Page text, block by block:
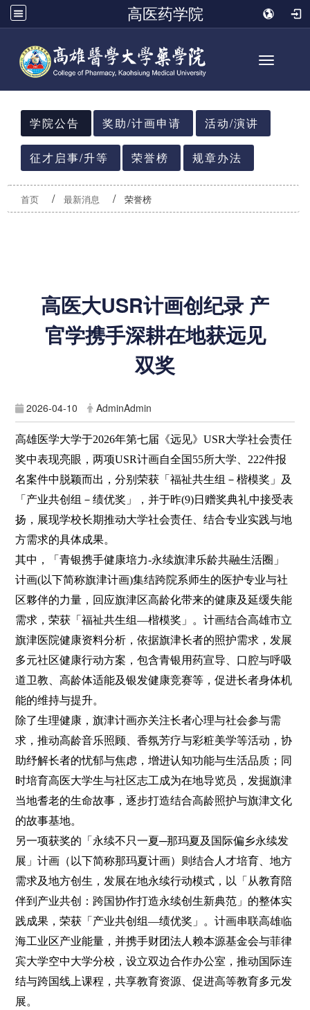
高医药学院
Toggle
:::
学院公告
奖助/计画申请 活动/演讲
征才启事/升等 荣誉榜 规章办法
首页 最新消息 荣誉榜
高医大USR计画创纪录 产
官学携手深耕在地获远见
双奖
2026-04-10 AdminAdmin
高雄医学大学于2026年第七届《远见》USR大学社会责任
奖中表现亮眼，两项USR计画自全国55所大学、222件报
名案件中脱颖而出，分别荣获「福祉共生组－楷模奖」及
「产业共创组－绩优奖」，并于昨(9)日赠奖典礼中接受表
扬，展现学校长期推动大学社会责任、结合专业实践与地
方需求的具体成果。
其中，「青银携手健康培力-永续旗津乐龄共融生活圈」
计画(以下简称旗津计画)集结跨院系师生的医护专业与社
区夥伴的力量，回应旗津区高龄化带来的健康及延缓失能
需求，荣获「福祉共生组—楷模奖」。计画结合高雄市立
旗津医院健康资料分析，依据旗津长者的照护需求，发展
多元社区健康行动方案，包含青银用药宣导、口腔与呼吸
道卫教、高龄体适能及银发健康竞赛等，促进长者身体机
能的维持与提升。
除了生理健康，旗津计画亦关注长者心理与社会参与需
求，推动高龄音乐照顾、香氛芳疗与彩粧美学等活动，协
助纾解长者的忧郁与焦虑，增进认知功能与生活品质；同
时培育高医大学生与社区志工成为在地导览员，发掘旗津
当地耆老的生命故事，逐步打造结合高龄照护与旗津文化
的故事基地。
另一项获奖的「永续不只一夏─那玛夏及国际偏乡永续发
展」计画（以下简称那玛夏计画）则结合人才培育、地方
需求及地方创生，发展在地永续行动模式，以「从教育陪
伴到产业共创：跨国协作打造永续创生新典范」的整体实
践成果，荣获「产业共创组—绩优奖」。计画串联高雄临
海工业区产业能量，并携手财团法人赖本源基金会与菲律
宾大学空中大学分校，设立双边合作办公室，推动国际连
结与跨国线上课程，共享教育资源、促进高等教育多元发
展。